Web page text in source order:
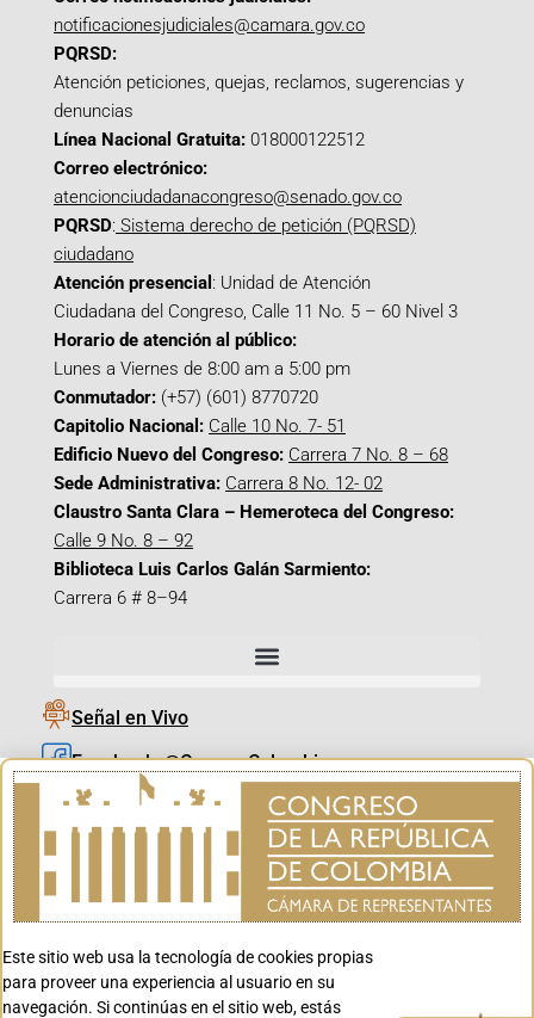
notificacionesjudiciales@camara.gov.co
PQRSD:
Atención peticiones, quejas, reclamos, sugerencias y
denuncias
Línea Nacional Gratuita: 018000122512
Correo electrónico:
atencionciudadanacongreso@senado.gov.co
PQRSD: Sistema derecho de petición (PQRSD)
ciudadano
Atención presencial : Unidad de Atención
Ciudadana del Congreso, Calle 11 No. 5 – 60 Nivel 3
Horario de atención al público:
Lunes a Viernes de 8:00 am a 5:00 pm
Conmutador: (+57) (601) 8770720
Capitolio Nacional: Calle 10 No. 7- 51
Edificio Nuevo del Congreso: Carrera 7 No. 8 – 68
Sede Administrativa: Carrera 8 No. 12- 02
Claustro Santa Clara – Hemeroteca del Congreso:
Calle 9 No. 8 – 92
Biblioteca Luis Carlos Galán Sarmiento:
Carrera 6 # 8–94
Señal en Vivo
Facebook_@CamaraColombia
Instagram_@CamaraColombia
X_@CamaraColombia
Youtube_@CamaraColombia
Youtube_@CanalCongreso
Este sitio web usa la tecnología de cookies propias
para proveer una experiencia al usuario en su
navegación. Si continúas en el sitio web, estás